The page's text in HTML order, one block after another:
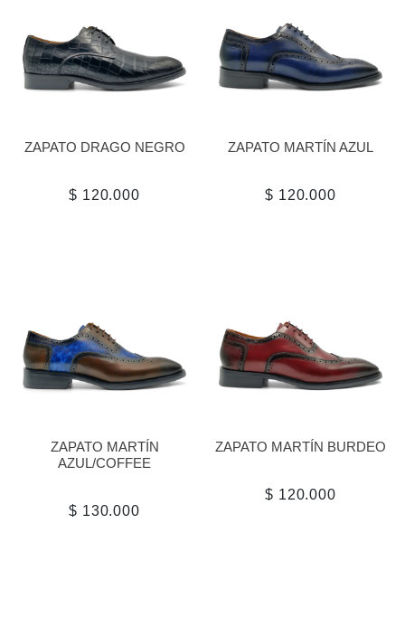
ZAPATO DRAGO NEGRO
$ 120.000
ZAPATO MARTÍN AZUL
$ 120.000
ZAPATO MARTÍN
AZUL/COFFEE
$ 130.000
ZAPATO MARTÍN BURDEO
$ 120.000